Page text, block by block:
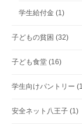
学生給付金 (1)
子どもの貧困 (32)
子ども食堂 (16)
学生向けパントリー
安全ネット八王子 (1)